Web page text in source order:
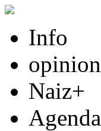
Info
opinion
Naiz+
Agenda